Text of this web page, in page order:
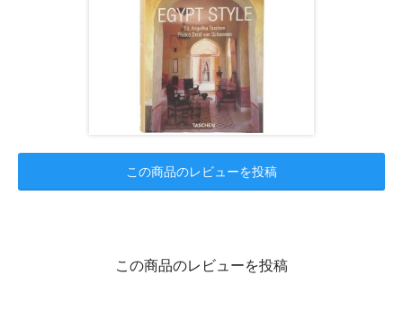
この商品のレビューを投稿
この商品のレビューを投稿